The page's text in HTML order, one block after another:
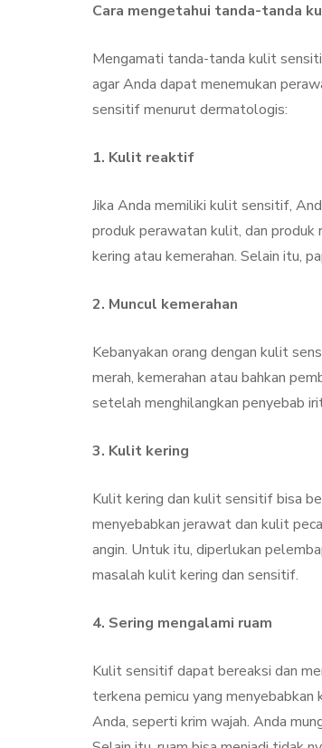
Cara mengetahui tanda-tanda
Mengamati tanda-tanda kulit
agar Anda dapat menemukan
sensitif menurut dermatologis:
1. Kulit reaktif
Jika Anda memiliki kulit sensitif,
produk perawatan kulit, dan
kering atau kemerahan. Selain itu,
2. Muncul kemerahan
Kebanyakan orang dengan kulit
merah, kemerahan atau bahkan
setelah menghilangkan penyebab
3. Kulit kering
Kulit kering dan kulit sensitif bisa
menyebabkan jerawat dan kulit
angin. Untuk itu, diperlukan
masalah kulit kering dan sensitif.
4. Sering mengalami ruam
Kulit sensitif dapat bereaksi dan
terkena pemicu yang
Anda, seperti krim wajah. Anda